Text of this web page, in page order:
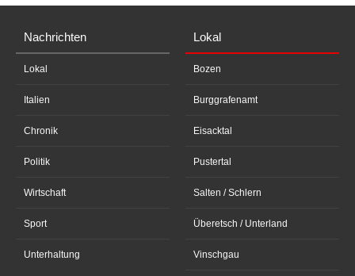
Nachrichten
Lokal
Italien
Chronik
Politik
Wirtschaft
Sport
Unterhaltung
Lokal
Bozen
Burggrafenamt
Eisacktal
Pustertal
Salten / Schlern
Überetsch / Unterland
Vinschgau